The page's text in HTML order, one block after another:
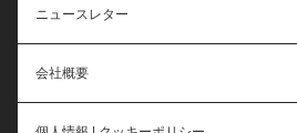
ニュースレター
会社概要